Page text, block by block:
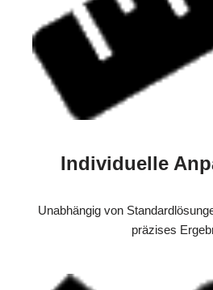
Individuelle
Unabhängig von
präzises